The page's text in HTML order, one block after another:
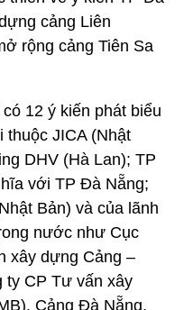
cảng Liên
rộng cảng Tiên Sa
12 ý kiến phát biểu
thuộc JICA (Nhật
DHV (Hà Lan); TP
với TP Đà Nẵng;
Bản) và của lãnh
nước như Cục
xây dựng Cảng –
ty CP Tư vấn xây
Cảng Đà Nẵng,